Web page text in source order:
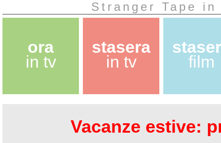
Stranger Tape
ora
in tv
stasera
in tv
film
Vacanze estive: